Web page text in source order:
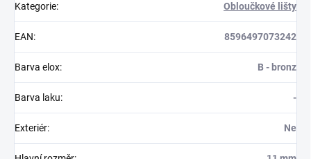
Kategorie: Obloučkové lišty
EAN: 8596497073242
Barva elox: B - bronz
Barva laku: -
Exteriér: Ne